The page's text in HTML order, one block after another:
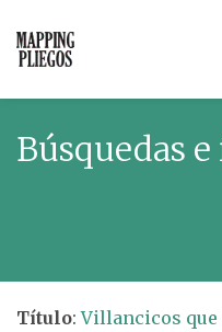
Búsquedas
Título:Villancicos que